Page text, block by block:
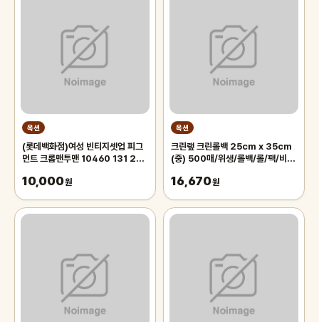
옥션
(롯데백화점)여성 빈티지셋업 피그
먼트 크롭맨투맨 10460 131 256
10,000원
옥션
크린랲 크린롤백 25cm x 35cm
(중) 500매/위생/롤백/롤/팩/비
봉지
16,670원